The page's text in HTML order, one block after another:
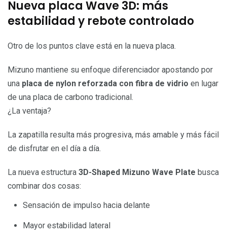
Nueva placa Wave 3D: más
estabilidad y rebote controlado
Otro de los puntos clave está en la nueva placa.
Mizuno mantiene su enfoque diferenciador apostando por
una placa de nylon reforzada con fibra de vidrio en lugar
de una placa de carbono tradicional.
¿La ventaja?
La zapatilla resulta más progresiva, más amable y más fácil
de disfrutar en el día a día.
La nueva estructura 3D-Shaped Mizuno Wave Plate busca
combinar dos cosas:
Sensación de impulso hacia delante
Mayor estabilidad lateral